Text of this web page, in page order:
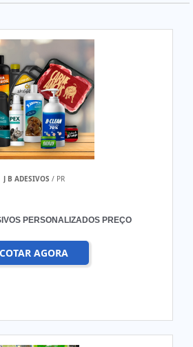
J B ADESIVOS / PR
PERSONALIZADOS PREÇO
COTAR AGORA